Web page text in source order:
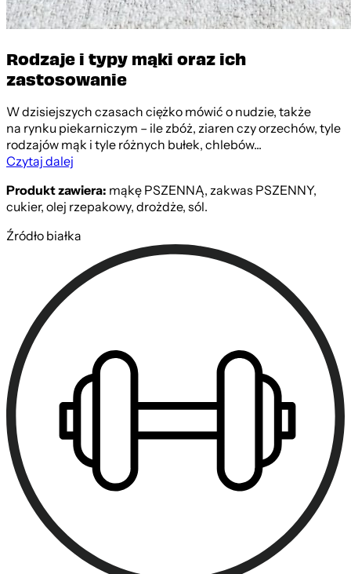
Rodzaje i typy mąki oraz ich
zastosowanie
W dzisiejszych czasach ciężko mówić o nudzie, także
na rynku piekarniczym – ile zbóż, ziaren czy orzechów, tyle
rodzajów mąk i tyle różnych bułek, chlebów...
Czytaj dalej
Produkt zawiera: mąkę PSZENNĄ, zakwas PSZENNY,
cukier, olej rzepakowy, drożdże, sól.
Źródło białka